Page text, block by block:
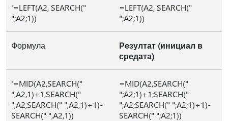
'=LEFT(A2, SEARCH("
";A2;1))
=LEFT(A2, SEARCH("
";A2;1))
Формула
Резултат (инициал в
средата)
'=MID(A2,SEARCH("
",A2,1)+1,SEARCH("
",A2,SEARCH(" ",A2,1)+1)-
SEARCH(" ",A2,1))
=MID(A2,SEARCH("
";A2;1)+1;SEARCH("
";A2;SEARCH(" ";A2;1)+1)-
SEARCH(" ";A2;1))